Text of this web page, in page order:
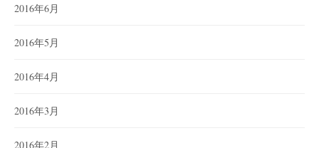
2016年6月
2016年5月
2016年4月
2016年3月
2016年2月